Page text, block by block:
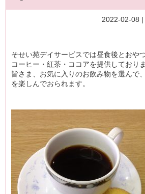
2022-02-08 |
そせい苑デイサービスでは昼食後とおや
コーヒー・紅茶・ココアを提供しておりま
皆さま、お気に入りのお飲み物を選んで
を楽しんでおられます。